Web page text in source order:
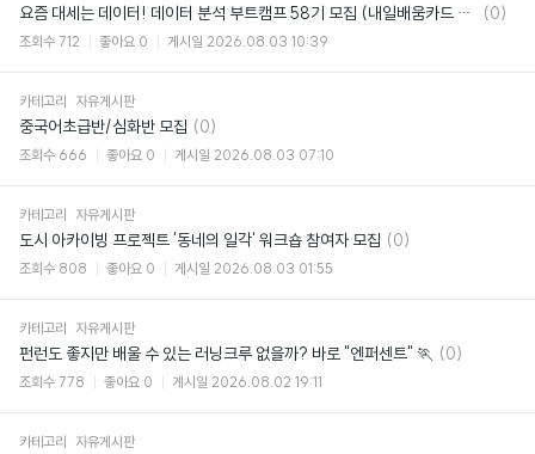
요즘 대세는 데이터! 데이터 분석 부트캠프 58기 모집 (내일배움카드 95% 국비지원)
댓
(0)
조회수 712 좋아요 0 게시일 2026.08.03 10:39
카테고리 자유게시판
중국어초급반/심화반 모집 댓
글
(0)
조회수 666 좋아요 0 게시일 2026.08.03 07:10
카테고리 자유게시판
도시 아카이빙 프로젝트 '동네의 일각' 워크숍 참여자 모집 댓
(0)
조회수 808 좋아요 0 게시일 2026.08.03 01:55
카테고리 자유게시판
펀런도 좋지만 배울 수 있는 러닝크루 없을까? 바로 "엔퍼센트" 🏃 댓
(0)
조회수 778 좋아요 0 게시일 2026.08.02 19:11
카테고리 자유게시판